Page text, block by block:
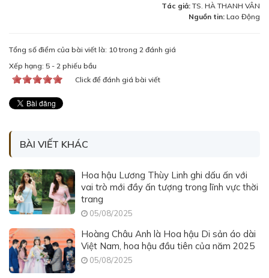
Tác giả: TS. HÀ THANH VÂN
Nguồn tin: Lao Động
Tổng số điểm của bài viết là: 10 trong 2 đánh giá
Xếp hạng: 5 - 2 phiếu bầu
Click để đánh giá bài viết
BÀI VIẾT KHÁC
Hoa hậu Lương Thùy Linh ghi dấu ấn với
vai trò mới đầy ấn tượng trong lĩnh vực thời
trang
05/08/2025
Hoàng Châu Anh là Hoa hậu Di sản áo dài
Việt Nam, hoa hậu đầu tiên của năm 2025
05/08/2025